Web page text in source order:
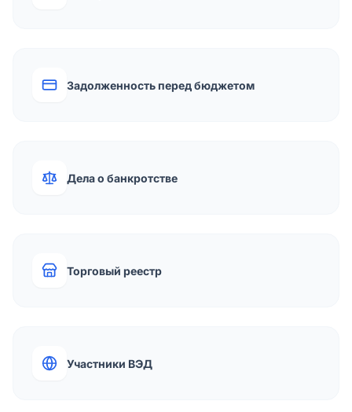
Задолженность перед бюджетом
Дела о банкротстве
Торговый реестр
Участники ВЭД